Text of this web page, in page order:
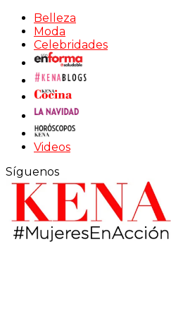
Belleza
Moda
Celebridades
Videos
Síguenos